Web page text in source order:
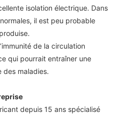
isolation électrique. Dans
il est peu probable
de la circulation
qui pourrait entraîner une
des maladies.
depuis 15 ans spécialisé